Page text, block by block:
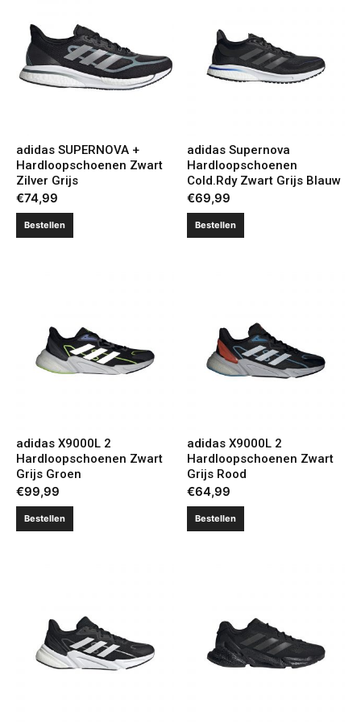
adidas SUPERNOVA +
Hardloopschoenen Zwart
Zilver Grijs
€74,99
Bestellen
adidas Supernova
Hardloopschoenen
Cold.Rdy Zwart Grijs Blauw
€69,99
Bestellen
adidas X9000L 2
Hardloopschoenen Zwart
Grijs Groen
€99,99
Bestellen
adidas X9000L 2
Hardloopschoenen Zwart
Grijs Rood
€64,99
Bestellen